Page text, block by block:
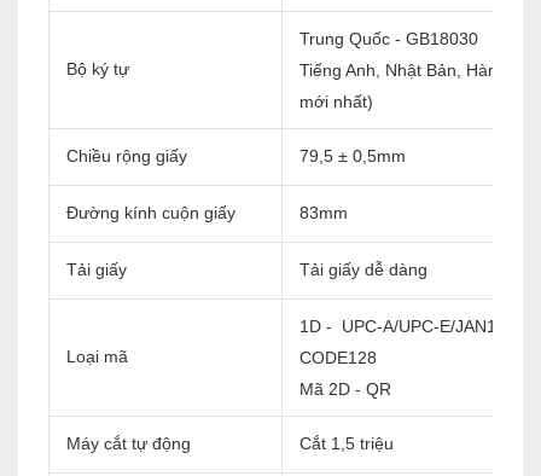
Bộ ký tự
Trung Quốc - GB18030
Tiếng Anh, Nhật Bản, Hàn
mới nhất)
Chiều rộng giấy 79,5 ± 0,5mm
Đường kính cuộn giấy 83mm
Tải giấy Tải giấy dễ dàng
Loại mã
1D - UPC-A/UPC-E/
CODE128
Mã 2D - QR
Máy cắt tự động Cắt 1,5 triệu